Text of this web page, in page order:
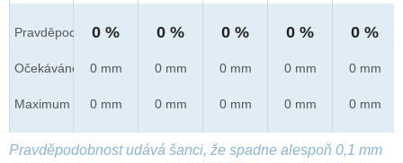
Pravděpod.
Očekáváno
Maximum
0 %
0 mm
0 mm
0 %
0 mm
0 mm
0 %
0 mm
0 mm
0 %
0 mm
0 mm
0 %
0 mm
0 mm
Pravděpodobnost udává šanci, že spadne alespoň 0,1 mm